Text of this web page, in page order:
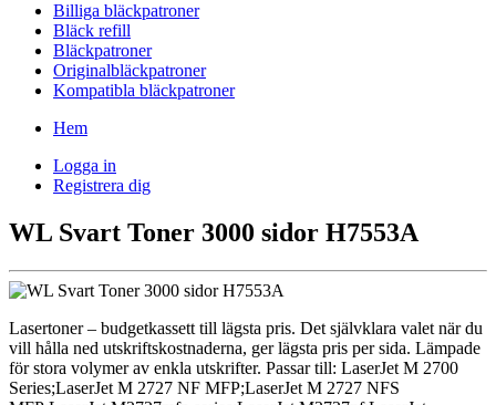
Billiga bläckpatroner
Bläck refill
Bläckpatroner
Originalbläckpatroner
Kompatibla bläckpatroner
Hem
Logga in
Registrera dig
WL Svart Toner 3000 sidor H7553A
Lasertoner – budgetkassett till lägsta pris. Det självklara valet när du
vill hålla ned utskriftskostnaderna, ger lägsta pris per sida. Lämpade
för stora volymer av enkla utskrifter. Passar till: LaserJet M 2700
Series;LaserJet M 2727 NF MFP;LaserJet M 2727 NFS